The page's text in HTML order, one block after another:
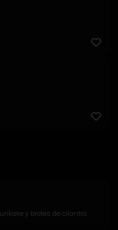
y brotes de cilantro.